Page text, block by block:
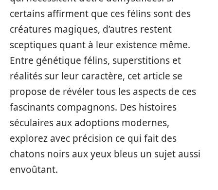
certains affirment que ces félins sont des
créatures magiques, d’autres restent
sceptiques quant à leur existence même.
Entre génétique félins, superstitions et
réalités sur leur caractère, cet article se
propose de révéler tous les aspects de ces
fascinants compagnons. Des histoires
séculaires aux adoptions modernes,
explorez avec précision ce qui fait des
chatons noirs aux yeux bleus un sujet aussi
envoûtant.